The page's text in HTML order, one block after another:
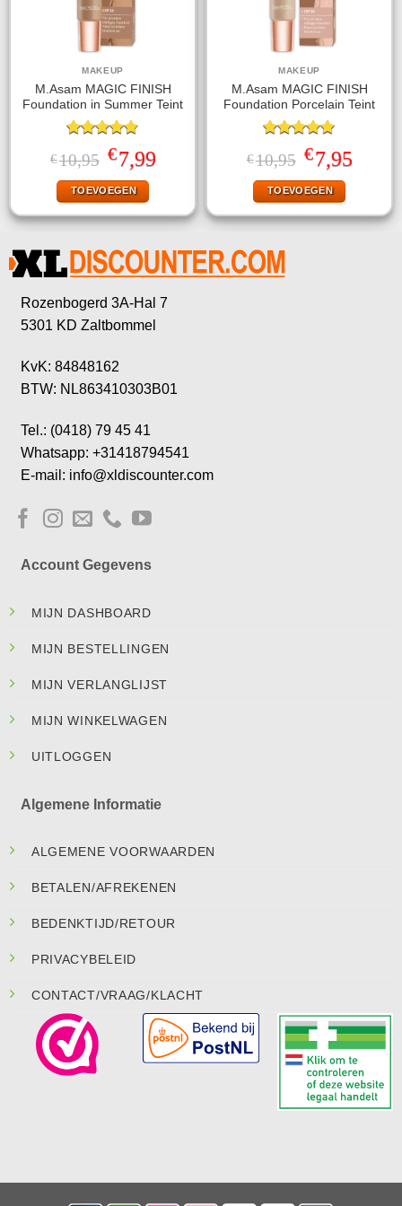
MAKEUP
M.Asam MAGIC FINISH
Foundation in Summer Teint
Gewaardeerd
4.75uit 5
€10,95 Oorspronkelijke
prijs
was:
€10,95.
€7,99Huidige
prijs
TOEVOEGEN
MAKEUP
M.Asam MAGIC FINISH
Foundation Porcelain Teint
Gewaardeerd
5.00uit 5
€10,95 Oorspronkelijke
prijs
was:
€10,95.
€7,95Huidige
prijs
TOEVOEGEN
Rozenbogerd 3A-Hal 7
5301 KD Zaltbommel
KvK: 84848162
BTW: NL863410303B01
Tel.: (0418) 79 45 41
Whatsapp: +31418794541
E-mail: info@xldiscounter.com
Account Gegevens
MIJN DASHBOARD
MIJN BESTELLINGEN
MIJN VERLANGLIJST
MIJN WINKELWAGEN
UITLOGGEN
Algemene Informatie
ALGEMENE VOORWAARDEN
BETALEN/AFREKENEN
BEDENKTIJD/RETOUR
PRIVACYBELEID
CONTACT/VRAAG/KLACHT